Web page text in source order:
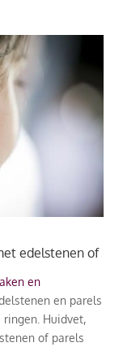
edelstenen of
en
en parels
ringen. Huidvet,
of parels